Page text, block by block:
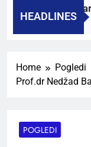
HEADLINES
Bojan Macuh,
Home
Pogledi
Prof.dr Nedžad
POGLEDI